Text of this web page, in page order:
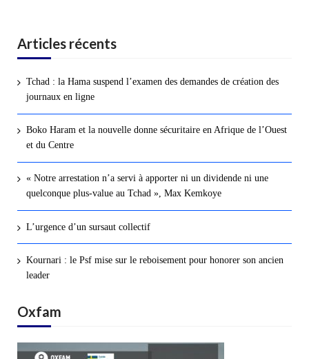
Articles récents
Tchad : la Hama suspend l’examen des demandes de création des
journaux en ligne
Boko Haram et la nouvelle donne sécuritaire en Afrique de l’Ouest
et du Centre
« Notre arrestation n’a servi à apporter ni un dividende ni une
quelconque plus-value au Tchad », Max Kemkoye
L’urgence d’un sursaut collectif
Kournari : le Psf mise sur le reboisement pour honorer son ancien
leader
Oxfam